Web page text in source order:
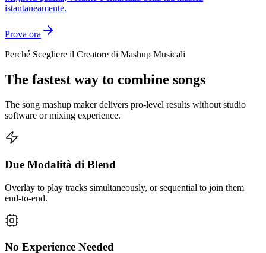
istantaneamente.
Prova ora
Perché Scegliere il Creatore di Mashup Musicali
The fastest way to combine songs
The song mashup maker delivers pro-level results without studio
software or mixing experience.
Due Modalità di Blend
Overlay to play tracks simultaneously, or sequential to join them
end-to-end.
No Experience Needed